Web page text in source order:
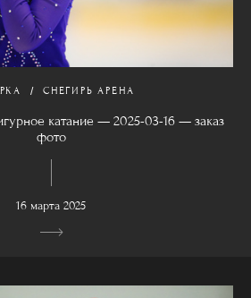
СНЕГИРЬ АРЕНА
катание — 2025-03-16 — заказ
фото
16 марта 2025